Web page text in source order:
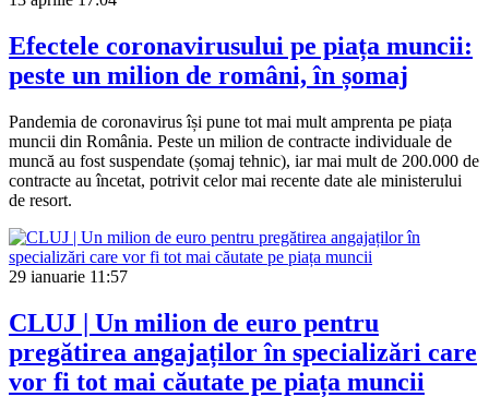
Efectele coronavirusului pe piața muncii:
peste un milion de români, în șomaj
Pandemia de coronavirus își pune tot mai mult amprenta pe piața
muncii din România. Peste un milion de contracte individuale de
muncă au fost suspendate (șomaj tehnic), iar mai mult de 200.000 de
contracte au încetat, potrivit celor mai recente date ale ministerului
de resort.
29 ianuarie 11:57
CLUJ | Un milion de euro pentru
pregătirea angajaților în specializări care
vor fi tot mai căutate pe piața muncii